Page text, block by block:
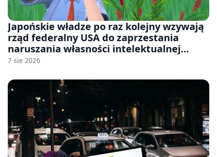
Japońskie władze po raz kolejny wzywają
rząd federalny USA do zaprzestania
naruszania własności intelektualnej
japońskich gier i anime
7 sie 2026